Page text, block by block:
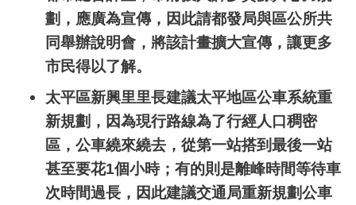
劃，應廣為宣傳，因此請都發局與區公所共
同舉辦說明會，將該計畫擴大宣傳，讓更多
市民得以了解。
太平區新興里里長建議太平地區公車系統重
新規劃，因為現行路線為了行經人口稠密
區，公車繞來繞去，從第一站搭到最後一站
甚至要花1個小時；有的則是離峰時間等待車
次時間過長，因此建議交通局重新規劃公車